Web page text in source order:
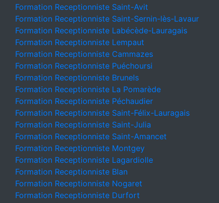
Formation Receptionniste Saint-Avit
Formation Receptionniste Saint-Sernin-lès-Lavaur
Formation Receptionniste Labécède-Lauragais
Formation Receptionniste Lempaut
Formation Receptionniste Cammazes
Formation Receptionniste Puéchoursi
Formation Receptionniste Brunels
Formation Receptionniste La Pomarède
Formation Receptionniste Péchaudier
Formation Receptionniste Saint-Félix-Lauragais
Formation Receptionniste Saint-Julia
Formation Receptionniste Saint-Amancet
Formation Receptionniste Montgey
Formation Receptionniste Lagardiolle
Formation Receptionniste Blan
Formation Receptionniste Nogaret
Formation Receptionniste Durfort